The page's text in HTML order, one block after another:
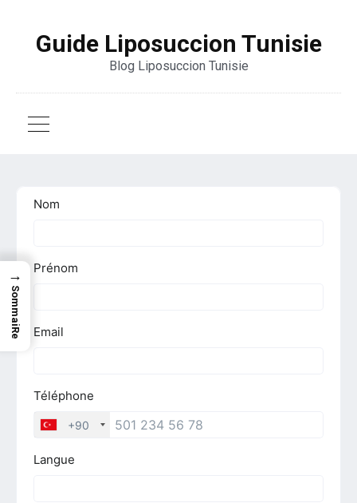
Guide Liposuccion Tunisie
Blog Liposuccion Tunisie
→
SommaiRe